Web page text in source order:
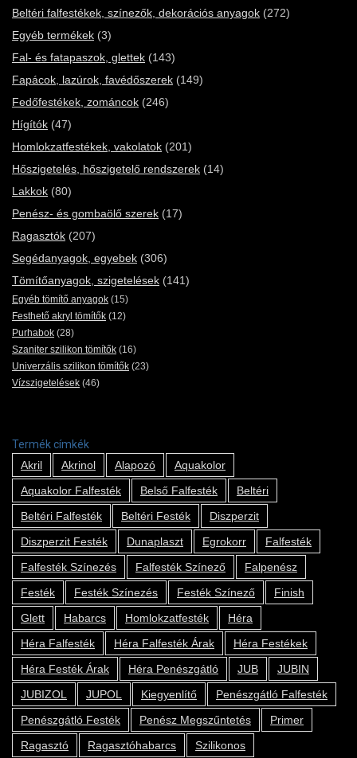
Beltéri falfestékek, színezők, dekorációs anyagok (272)
Egyéb termékek (3)
Fal- és fatapaszok, glettek (143)
Fapácok, lazúrok, favédőszerek (149)
Fedőfestékek, zománcok (246)
Hígítók (47)
Homlokzatfestékek, vakolatok (201)
Hőszigetelés, hőszigetelő rendszerek (14)
Lakkok (80)
Penész- és gombaölő szerek (17)
Ragasztók (207)
Segédanyagok, egyebek (306)
Tömítőanyagok, szigetelések (141)
Egyéb tömítő anyagok (15)
Festhető akryl tömítők (12)
Purhabok (28)
Szaniter szilikon tömítők (16)
Univerzális szilikon tömítők (23)
Vízszigetelések (46)
Termék címkék
Akril
Akrinol Alapozó
Aquakolor
Aquakolor Falfesték
Belső Falfesték
Beltéri
Beltéri Falfesték
Beltéri Festék
Diszperzit
Diszperzit Festék
Dunaplaszt Egrokorr
Falfesték
Falfesték Színezés
Falfesték Színező
Falpenész
Festék
Festék Színezés Festék Színező
Finish
Glett
Habarcs Homlokzatfesték
Héra
Héra Falfesték
Héra Falfesték Árak
Héra Festékek
Héra Festék Árak
Héra Penészgátló JUB
JUBIN
JUBIZOL
JUPOL Kiegyenlítő
Penészgátló Falfesték
Penészgátló Festék
Penész Megszűntetés
Primer
Ragasztó
Ragasztóhabarcs Szilikonos